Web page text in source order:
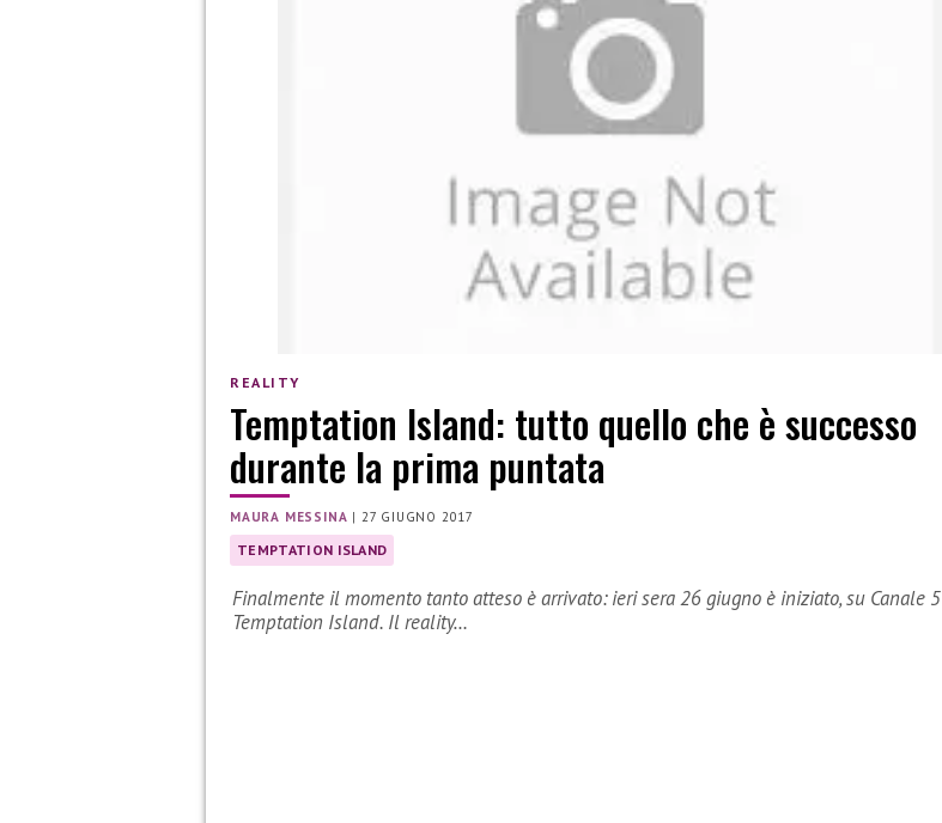
REALITY
Temptation Island: tutto quello che è successo
durante la prima puntata
MAURA MESSINA | 27 GIUGNO 2017
TEMPTATION ISLAND
Finalmente il momento tanto atteso è arrivato: ieri sera 26 giugno è iniziato, su Canale 5
Temptation Island. Il reality…